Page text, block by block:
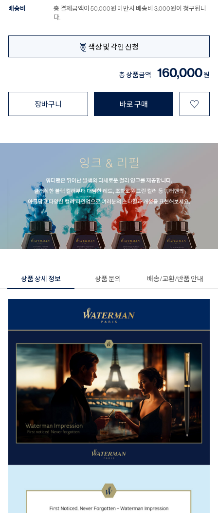
배송비
총 결제금액이 50,000원 미만시 배송비 3,000원이 청구됩니
다.
색상 및 각인 신청
총 상품금액 160,000원
장바구니 바로 구매 ♡
상품 상세 정보 상품 문의 배송/교환/반품 안내